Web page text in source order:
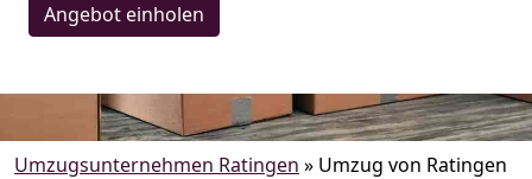
Angebot einholen
Umzugsunternehmen Ratingen » Umzug von Ratingen